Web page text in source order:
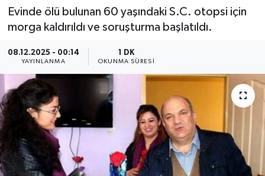
Evinde ölü bulunan 60 yaşındaki S.C. otopsi için
morga kaldırıldı ve soruşturma başlatıldı.
08.12.2025 - 00:14
YAYINLANMA
1 DK
OKUNMA SÜRESI